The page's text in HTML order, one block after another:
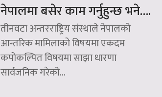
नेपालमा बसेर काम गर्नुहुन्छ भने….
तीनवटा अन्तरराष्ट्रिय संस्थाले नेपालको
आन्तरिक मामिलाको विषयमा एकदम
कपोकल्पित विषयमा साझा धारणा
सार्वजनिक गरेको...